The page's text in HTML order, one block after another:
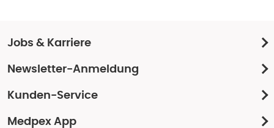
Jobs & Karriere
Newsletter-Anmeldung
Kunden-Service
Medpex App